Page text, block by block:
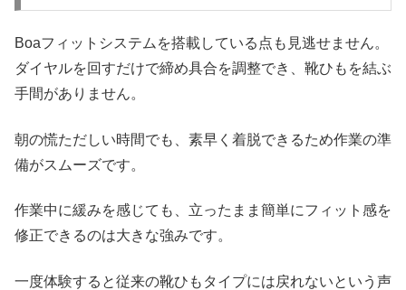
Boaフィットシステムを搭載している点も見逃せません。
ダイヤルを回すだけで締め具合を調整でき、靴ひもを結ぶ
手間がありません。
朝の慌ただしい時間でも、素早く着脱できるため作業の準
備がスムーズです。
作業中に緩みを感じても、立ったまま簡単にフィット感を
修正できるのは大きな強みです。
一度体験すると従来の靴ひもタイプには戻れないという声